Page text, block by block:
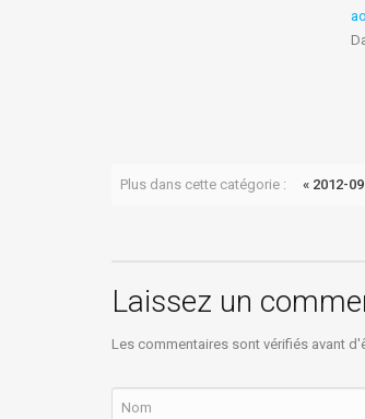
Plus dans cette catégorie : « 2012-
Laissez un
Les commentaires sont vérifiés avant